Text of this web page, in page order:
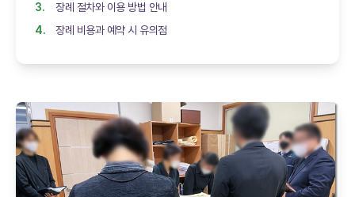
장례 절차와 이용 방법 안내
장례 비용과 예약 시 유의점